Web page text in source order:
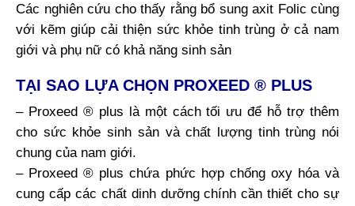
Các nghiên cứu cho thấy rằng bổ sung axit Folic cùng
với kẽm giúp cải thiện sức khỏe tinh trùng ở cả nam
giới và phụ nữ có khả năng sinh sản
TẠI SAO LỰA CHỌN PROXEED ® PLUS
– Proxeed ® plus là một cách tối ưu để hỗ trợ thêm
cho sức khỏe sinh sản và chất lượng tinh trùng nói
chung của nam giới.
– Proxeed ® plus chứa phức hợp chống oxy hóa và
cung cấp các chất dinh dưỡng chính cần thiết cho sự